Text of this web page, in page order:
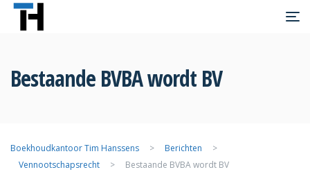
Bestaande BVBA wordt BV
Boekhoudkantoor Tim Hanssens > Berichten
>
Vennootschapsrecht
> Bestaande BVBA wordt BV